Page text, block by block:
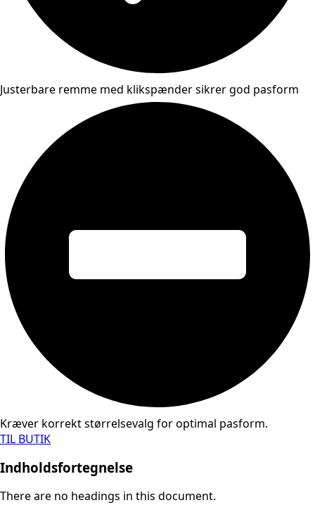
Justerbare remme med klikspænder sikrer god pasform
Kræver korrekt størrelsevalg for optimal pasform.
TIL BUTIK
Indholdsfortegnelse
There are no headings in this document.